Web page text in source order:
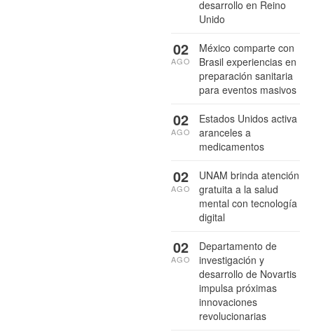
desarrollo en Reino
Unido
México comparte con
Brasil experiencias en
preparación sanitaria
para eventos masivos
02
AGO
Estados Unidos activa
aranceles a
medicamentos
02
AGO
UNAM brinda atención
gratuita a la salud
mental con tecnología
digital
02
AGO
Departamento de
investigación y
desarrollo de Novartis
impulsa próximas
innovaciones
revolucionarias
02
AGO